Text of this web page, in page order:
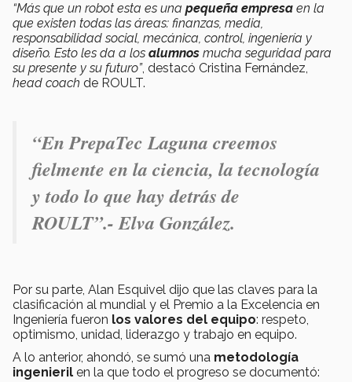
“Más que un robot esta es una pequeña empresa en la
que existen todas las áreas: finanzas, media,
responsabilidad social, mecánica, control, ingeniería y
diseño. Esto les da a los alumnos mucha seguridad para
su presente y su futuro”, destacó Cristina Fernández,
head coach de ROULT.
“En PrepaTec Laguna creemos
fielmente en la ciencia, la tecnología
y todo lo que hay detrás de
ROULT”.- Elva González.
Por su parte, Alan Esquivel dijo que las claves para la
clasificación al mundial y el Premio a la Excelencia en
Ingeniería fueron los valores del equipo: respeto,
optimismo, unidad, liderazgo y trabajo en equipo.
A lo anterior, ahondó, se sumó una metodología
ingenieril en la que todo el progreso se documentó: